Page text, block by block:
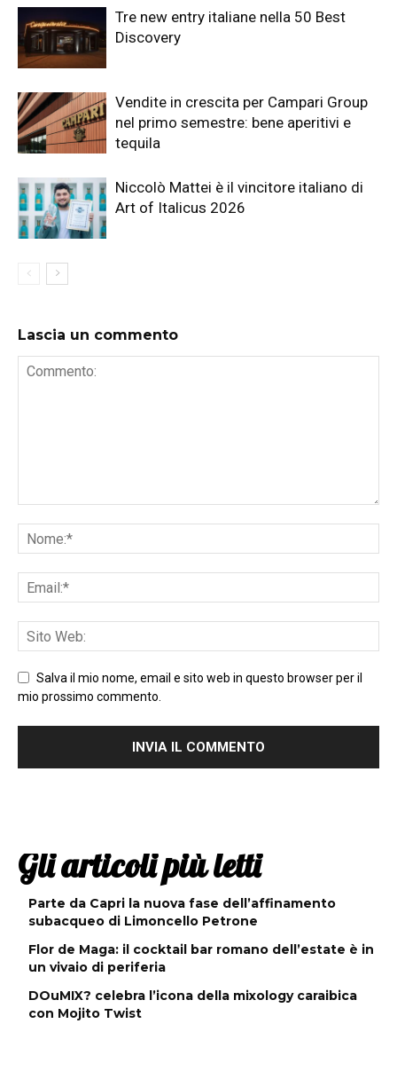
Tre new entry italiane nella 50 Best
Discovery
Vendite in crescita per Campari Group
nel primo semestre: bene aperitivi e
tequila
Niccolò Mattei è il vincitore italiano di
Art of Italicus 2026
Lascia un commento
Salva il mio nome, email e sito web in questo browser per il
mio prossimo commento.
Gli articoli più letti
Parte da Capri la nuova fase dell’affinamento
subacqueo di Limoncello Petrone
Flor de Maga: il cocktail bar romano dell’estate è in
un vivaio di periferia
DOuMIX? celebra l’icona della mixology caraibica
con Mojito Twist